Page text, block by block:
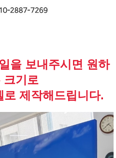
을 보내주시면 원하
크기로
제작해드립니다.